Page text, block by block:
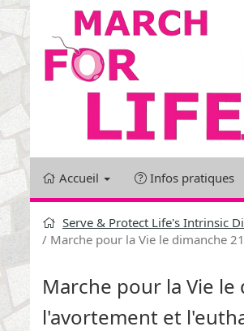
Aller
contenu
Accueil Infos pratiques
Serve & Protect Life's Intrinsic
Marche pour la Vie le dimanche
Marche pour la Vie
l'avortement et